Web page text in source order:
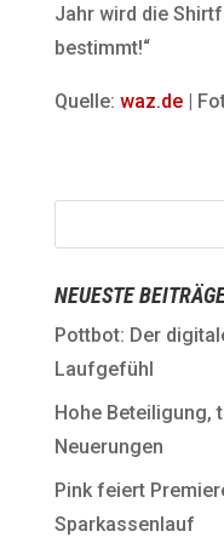
Jahr wird die
bestimmt!“
Quelle: waz.de|
NEUESTE
Pottbot: Der
Laufgefühl
Hohe Beteiligung,
Neuerungen
Pink feiert
Sparkassenlauf